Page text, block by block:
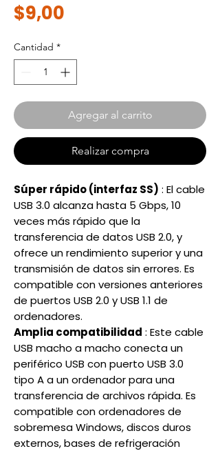
$9,00
Cantidad *
Agregar al carrito
Realizar compra
Súper rápido (interfaz SS) : El cable
USB 3.0 alcanza hasta 5 Gbps, 10
veces más rápido que la
transferencia de datos USB 2.0, y
ofrece un rendimiento superior y una
transmisión de datos sin errores. Es
compatible con versiones anteriores
de puertos USB 2.0 y USB 1.1 de
ordenadores.
Amplia compatibilidad : Este cable
USB macho a macho conecta un
periférico USB con puerto USB 3.0
tipo A a un ordenador para una
transferencia de archivos rápida. Es
compatible con ordenadores de
sobremesa Windows, discos duros
externos, bases de refrigeración